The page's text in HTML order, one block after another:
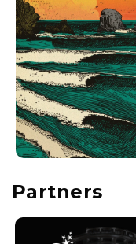
Partners